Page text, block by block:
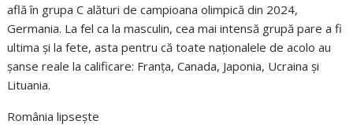
află în grupa C alături de campioana olimpică din 2024,
Germania. La fel ca la masculin, cea mai intensă grupă pare a fi
ultima și la fete, asta pentru că toate naționalele de acolo au
șanse reale la calificare: Franța, Canada, Japonia, Ucraina și
Lituania.
România lipsește